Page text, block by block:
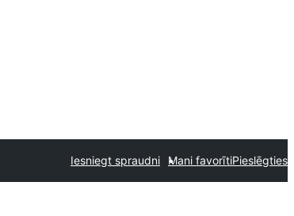
Iesniegt spraudni Mani favorītiPieslēgties